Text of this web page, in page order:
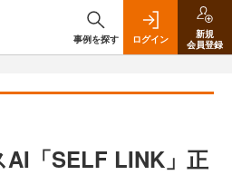
事例を探す ログイン
新規
会員登録
AI「SELF LINK」正